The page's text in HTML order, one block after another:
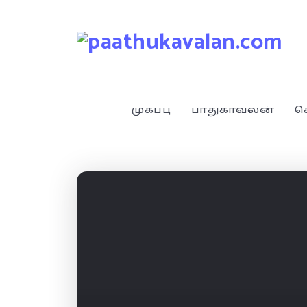
முகப்பு பாதுகாவலன்